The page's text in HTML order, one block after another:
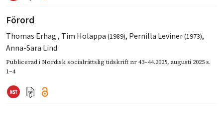
Förord
Thomas Erhag , Tim Holappa (1989), Pernilla Leviner(1973),
Anna-Sara Lind
Publicerad iNordisk socialrättslig tidskrift nr 43–44.2025, augusti 2025s.
1–4